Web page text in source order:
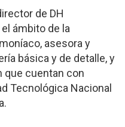
de DH
ámbito de la
asesora y
básica y de detalle, y
que cuentan con
Tecnológica Nacional